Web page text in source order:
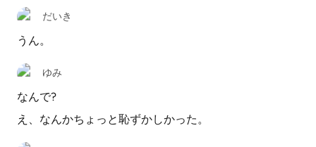
だいき
うん。
ゆみ
なんで?
え、なんかちょっと恥ずかしかった。